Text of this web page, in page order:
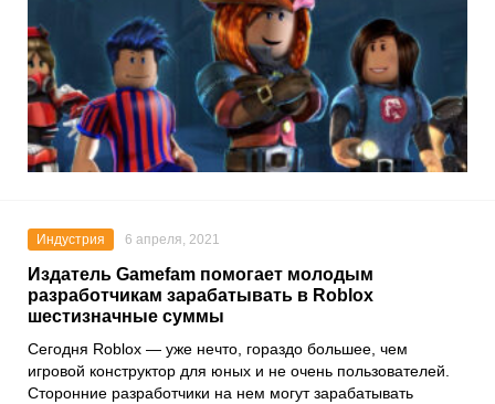
Индустрия 6 апреля, 2021
Издатель Gamefam помогает молодым
разработчикам зарабатывать в Roblox
шестизначные суммы
Сегодня Roblox — уже нечто, гораздо большее, чем
игровой конструктор для юных и не очень пользователей.
Сторонние разработчики на нем могут зарабатывать